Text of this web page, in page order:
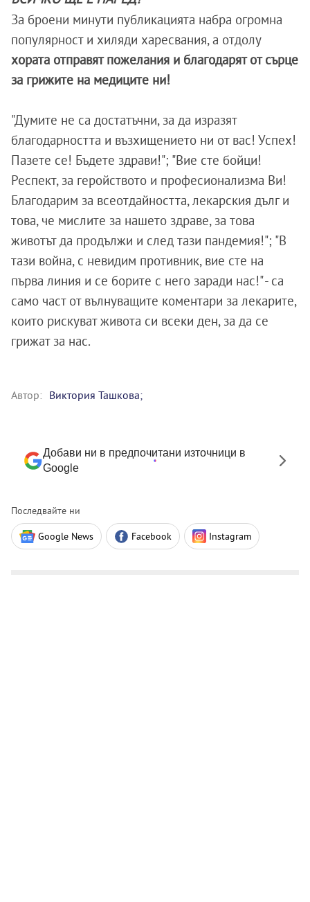
За броени минути публикацията набра огромна
популярност и хиляди харесвания, а отдолу
хората отправят пожелания и благодарят от сърце
за грижите на медиците ни!
"Думите не са достатъчни, за да изразят
благодарността и възхищението ни от вас! Успех!
Пазете се! Бъдете здрави!"; "Вие сте бойци!
Респект, за геройството и професионализма Ви!
Благодарим за всеотдайността, лекарския дълг и
това, че мислите за нашето здраве, за това
животът да продължи и след тази пандемия!"; "В
тази война, с невидим противник, вие сте на
първа линия и се борите с него заради нас!" - са
само част от вълнуващите коментари за лекарите,
които рискуват живота си всеки ден, за да се
грижат за нас.
Автор: Виктория Ташкова;
Добави ни в предпочитани източници в
Google
Последвайте ни
Google News Facebook Instagram